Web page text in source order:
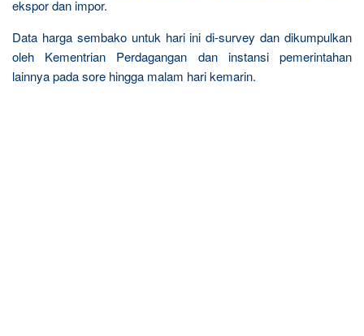
ekspor dan impor.
Data harga sembako untuk hari ini di-survey dan dikumpulkan
oleh Kementrian Perdagangan dan instansi pemerintahan
lainnya pada sore hingga malam hari kemarin.